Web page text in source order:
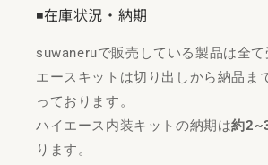
◾️在庫状況・納期
suwaneruで販売している製品は全
エースキットは切り出しから納品ま
っております。
ハイエース内装キットの納期は約
ります。